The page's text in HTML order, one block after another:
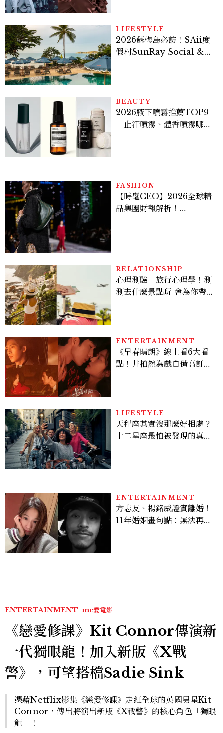
多大？
LIFESTYLE
2026蘇梅島必訪！SAii度
假村SunRay Social &
BEAUTY
2026腋下噴霧推薦TOP9
｜止汗噴霧、體香噴霧哪款
FASHION
【時髦CEO】2026全球精
品集團財報解析！
RELATIONSHIP
心理測驗｜旅行心理學！測
測去什麼景點玩 會為你帶來
ENTERTAINMENT
《早春晴朗》線上看6大看
點！井柏然為戲自備高訂，
LIFESTYLE
天秤座其實沒那麼好相處？
十二星座最怕被發現的真實
ENTERTAINMENT
方志友、楊銘威證實離婚！
11年婚姻畫句點：無法再做
ENTERTAINMENT mc愛電影
《戀愛修課》Kit Connor傳演新
一代獨眼龍！加入新版《X戰
警》，可望搭檔Sadie Sink
憑藉Netflix影集《戀愛修課》走紅全球的英國男星Kit
Connor，傳出將演出新版《X戰警》的核心角色「獨眼
龍」！